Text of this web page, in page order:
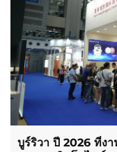
บูร์ริวา ปี 2026 ที่ง